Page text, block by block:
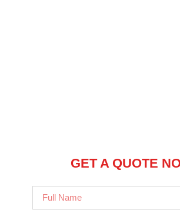
GET A QUOTE